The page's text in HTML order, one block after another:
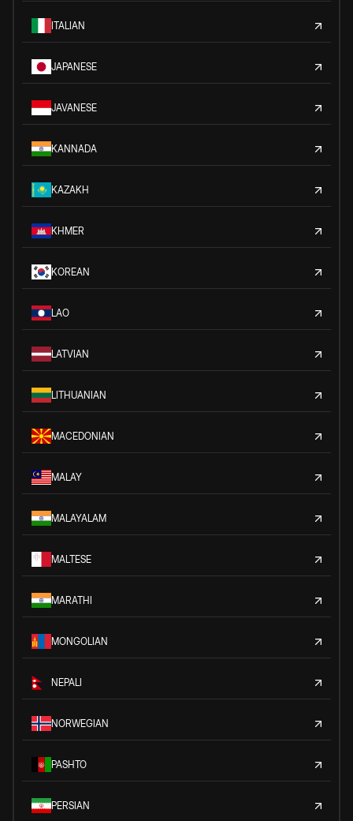
ITALIAN
JAPANESE
JAVANESE
KANNADA
KAZAKH
KHMER
KOREAN
LAO
LATVIAN
LITHUANIAN
MACEDONIAN
MALAY
MALAYALAM
MALTESE
MARATHI
MONGOLIAN
NEPALI
NORWEGIAN
PASHTO
PERSIAN